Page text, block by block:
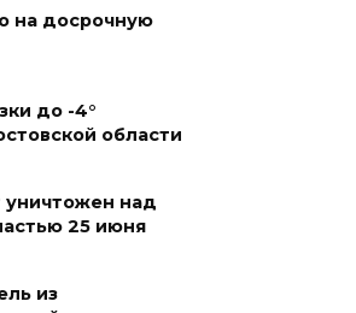
на сутки
вандалов,
стелу
на досрочную
до -4°
области
над
25 июня
из